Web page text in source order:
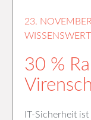
23.
WISSENSWERT
30 %
IT-Sicherheit